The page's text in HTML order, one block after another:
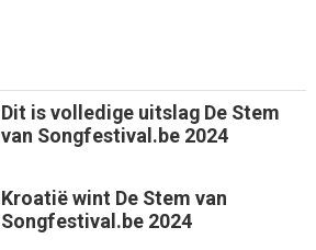
Dit is volledige uitslag De Stem
van Songfestival.be 2024
Kroatië wint De Stem van
Songfestival.be 2024